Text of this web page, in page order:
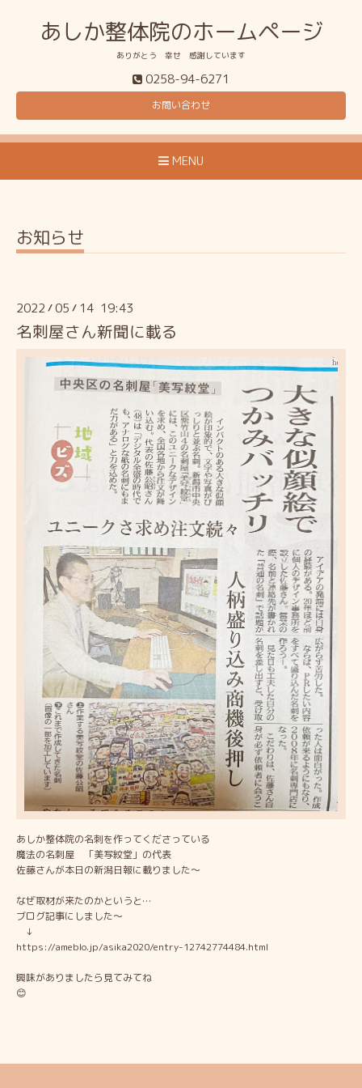
あしか整体院のホームページ
ありがとう 幸せ 感謝しています
0258-94-6271
お問い合わせ
MENU
お知らせ
2022 /05 / 14 19:43
名刺屋さん新聞に載る
あしか整体院の名刺を作ってくださっている
魔法の名刺屋 「美写紋堂」の代表
佐藤さんが本日の新潟日報に載りました〜
なぜ取材が来たのかというと…
ブログ記事にしました〜
↓
https://ameblo.jp/asika2020/entry-12742774484.html
興味がありましたら見てみてね
😊